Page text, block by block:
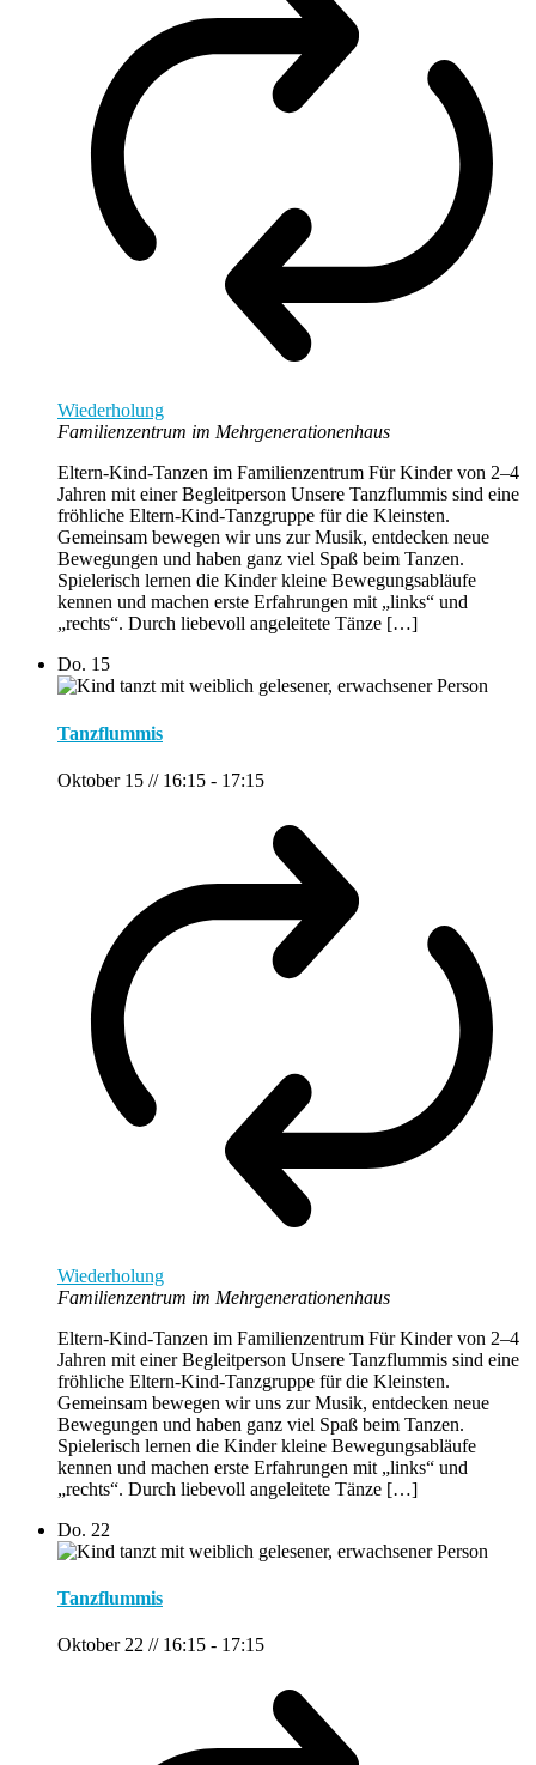
Wiederholung
Familienzentrum im Mehrgenerationenhaus
Eltern-Kind-Tanzen im Familienzentrum Für Kinder von 2–4
Jahren mit einer Begleitperson Unsere Tanzflummis sind eine
fröhliche Eltern-Kind-Tanzgruppe für die Kleinsten.
Gemeinsam bewegen wir uns zur Musik, entdecken neue
Bewegungen und haben ganz viel Spaß beim Tanzen.
Spielerisch lernen die Kinder kleine Bewegungsabläufe
kennen und machen erste Erfahrungen mit „links“ und
„rechts“. Durch liebevoll angeleitete Tänze […]
Do. 15
Tanzflummis
Oktober 15 // 16:15 - 17:15
Wiederholung
Familienzentrum im Mehrgenerationenhaus
Eltern-Kind-Tanzen im Familienzentrum Für Kinder von 2–4
Jahren mit einer Begleitperson Unsere Tanzflummis sind eine
fröhliche Eltern-Kind-Tanzgruppe für die Kleinsten.
Gemeinsam bewegen wir uns zur Musik, entdecken neue
Bewegungen und haben ganz viel Spaß beim Tanzen.
Spielerisch lernen die Kinder kleine Bewegungsabläufe
kennen und machen erste Erfahrungen mit „links“ und
„rechts“. Durch liebevoll angeleitete Tänze […]
Do. 22
Tanzflummis
Oktober 22 // 16:15 - 17:15